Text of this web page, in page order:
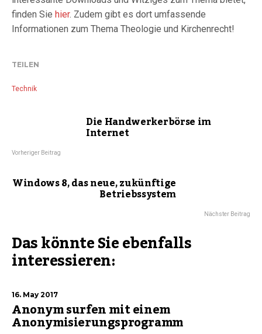
finden Sie hier. Zudem gibt es dort umfassende
Informationen zum Thema Theologie und Kirchenrecht!
TEILEN
Technik
Die Handwerkerbörse im
Internet
Vorheriger Beitrag
Windows 8, das neue, zukünftige
Betriebssystem
Nächster Beitrag
Das könnte Sie ebenfalls
interessieren:
16. May 2017
Anonym surfen mit einem
Anonymisierungsprogramm